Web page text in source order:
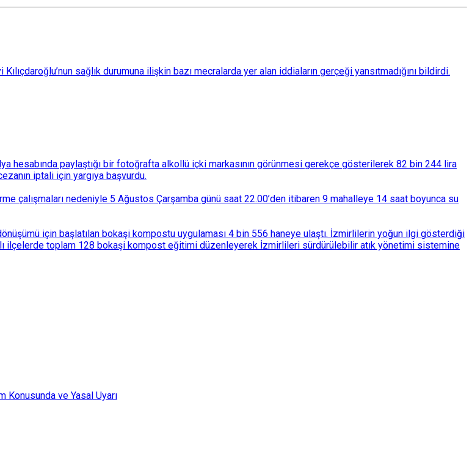
sağlık durumuna ilişkin bazı mecralarda yer alan iddiaların gerçeği yansıtmadığını bildirdi.
hesabında paylaştığı bir fotoğrafta alkollü içki markasının görünmesi gerekçe gösterilerek 82 bin 244 lira
iptali için yargıya başvurdu.
çalışmaları nedeniyle 5 Ağustos Çarşamba günü saat 22.00’den itibaren 9 mahalleye 14 saat boyunca su
için başlatılan bokaşi kompostu uygulaması 4 bin 556 haneye ulaştı. İzmirlilerin yoğun ilgi gösterdiği
ilçelerde toplam 128 bokaşi kompost eğitimi düzenleyerek İzmirlileri sürdürülebilir atık yönetimi sistemine
Konusunda ve Yasal Uyarı